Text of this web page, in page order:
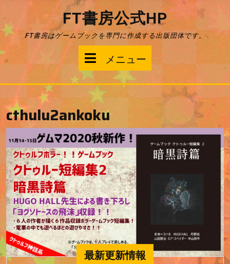
テ
ン
ツ
へ
FT書房公式HP
FT書房はゲームブックを専門に作成する出版団体です。
メニュー
ニ
ュ
ー
cthulu2ankoku
最新更新情報